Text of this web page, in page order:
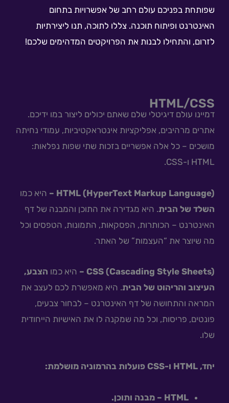
שפותחת בפניכם עולם רחב של אפשרויות בתחום
האינטרנט ופיתוח תוכנה. צללו לתוכה, תנו ליצירתיות
לזרום, והתחילו לבנות את הפרויקטים המדהימים שלכם!
HTML/CSS
דמיינו עולם דיגיטלי שלם שאתם יכולים ליצור במו ידיכם.
אתרים מרהיבים, אפליקציות אינטראקטיביות, עמודי נחיתה
מושכים – כל אלה אפשריים בזכות שתי שפות נפלאות:
HTML ו-CSS.
HTML (HyperText Markup Language) –
היא כמו
השלד של הבית. היא מגדירה את התוכן והמבנה של דף
האינטרנט – הכותרות, הפסקאות, התמונות, הטפסים וכל
מה שיוצר את “העצמות” של האתר.
CSS (Cascading Style Sheets) – היא כמו הצבע,
העיצוב והריהוט של הבית. היא מאפשרת לכם לעצב את
המראה והתחושה של דף האינטרנט – לבחור צבעים,
פונטים, פריסות, וכל מה שמקנה לו את האישיות הייחודית
שלו.
יחד, HTML ו-CSS פועלות בהרמוניה מושלמת:
HTML – מבנה ותוכן.